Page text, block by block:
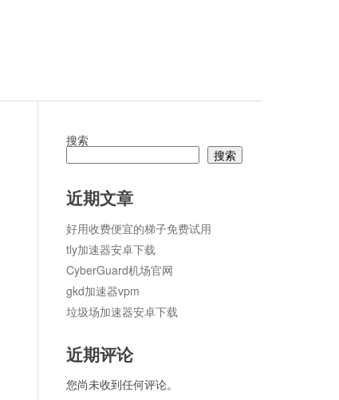
搜索
搜索
近期文章
好用收费便宜的梯子免费试用
tly加速器安卓下载
CyberGuard机场官网
gkd加速器vpm
垃圾场加速器安卓下载
近期评论
您尚未收到任何评论。